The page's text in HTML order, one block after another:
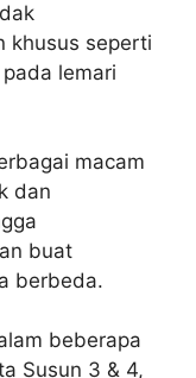
khusus seperti
lemari
macam
dan
buat
berbeda.
beberapa
Susun 3 & 4,